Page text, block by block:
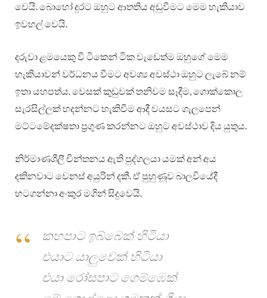
වෙයි. බොහෝ දුරට ඔහුට ආතතිය අඩුවීමට මෙම හැකියාව
ඉවහල් වෙයි.
දරුවා ළමයෙකු වී ටිකෙන් ටික වැඩෙත්ම ඔහුගේ මෙම
හැකියාවන් වර්ධනය වීමට අවශ්‍ය අවස්ථා ඔහුට ලැබේ නම්
ඉතා යහපත්ය. වෙසක් කුඩුවක් තනිවම සෑදීම, ගොක්කොල
සැරසිල්ලක් හදන්නට හැකිවීම ආදී වයසට ගැලපෙන්
මට්ටමේදක්ෂතා ප්‍රගුණ කරන්නට ඔහුට අවස්ථාව දිය යුතුය.
නිර්මාණශීලී චින්තනය ඇති පුද්ගලයා යමක් අන් අය
දකිනවාට වෙනස් අයුරින් දකී. ඒ පුහුණූව බාලවියේදී
හටගන්නා අංකුර මගින් සිදුවෙයි.
කහපාට ඉබ්බෙක් හිටියා
එයාට යාලු‍වෙක් හිටියා
එයා රෝසපාට ගෙම්ඹෙක්